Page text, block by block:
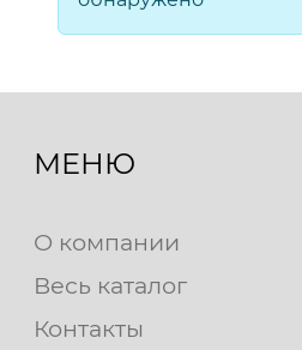
МЕНЮ
О компании
Весь каталог
Контакты